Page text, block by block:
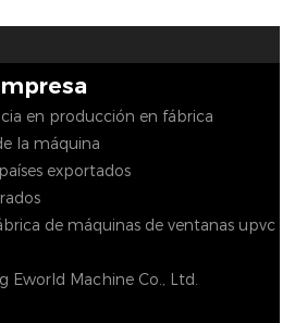
en producción en fábrica
la máquina
exportados
de máquinas de ventanas upvc
Eworld Machine Co., Ltd.